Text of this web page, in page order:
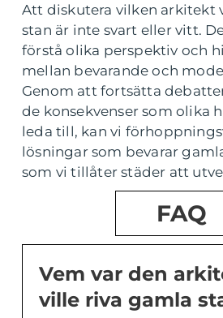
Att diskutera vilken arkitekt
stan är inte svart eller vitt.
förstå olika perspektiv och
mellan bevarande och
Genom att fortsätta
de konsekvenser som olika
leda till, kan vi
lösningar som bevarar
som vi tillåter städer att
FAQ
Vem var den
ville riva gamla